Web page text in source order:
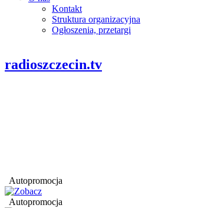
Kontakt
Struktura organizacyjna
Ogłoszenia, przetargi
radioszczecin.tv
Autopromocja
Autopromocja